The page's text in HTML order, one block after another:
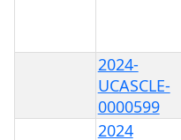
2024-
UCASCLE-
0000599
2024